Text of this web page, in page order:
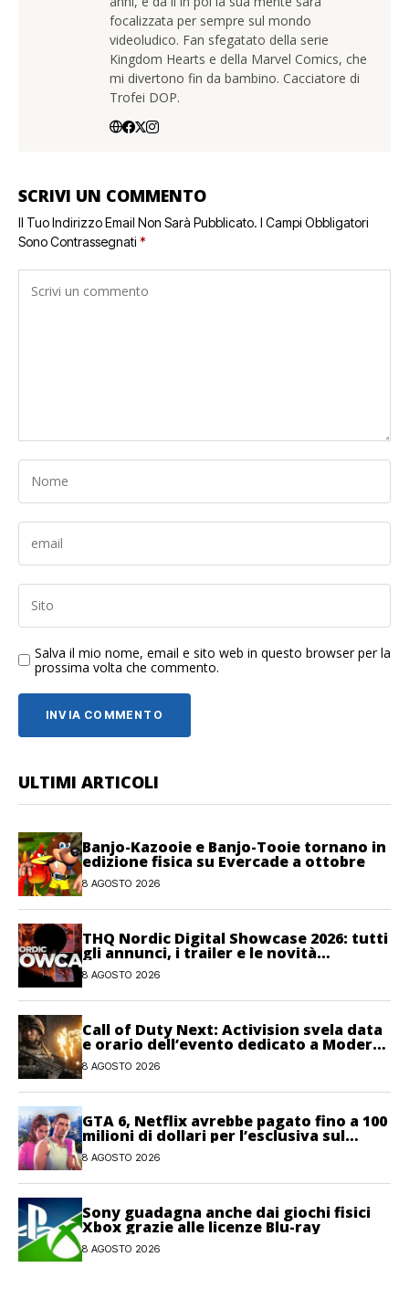
focalizzata per sempre sul mondo
videoludico. Fan sfegatato della serie
Kingdom Hearts e della Marvel Comics, che
mi divertono fin da bambino. Cacciatore di
Trofei DOP.
SCRIVI UN COMMENTO
Il Tuo Indirizzo Email Non Sarà Pubblicato. I Campi Obbligatori
Sono Contrassegnati *
Salva il mio nome, email e sito web in questo browser per la
prossima volta che commento.
ULTIMI ARTICOLI
Banjo-Kazooie e Banjo-Tooie tornano in
edizione fisica su Evercade a ottobre
8 AGOSTO 2026
THQ Nordic Digital Showcase 2026: tutti
gli annunci, i trailer e le novità
dell’evento
8 AGOSTO 2026
Call of Duty Next: Activision svela data
e orario dell’evento dedicato a Modern
Warfare 4
8 AGOSTO 2026
GTA 6, Netflix avrebbe pagato fino a 100
milioni di dollari per l’esclusiva sul
gioco
8 AGOSTO 2026
Sony guadagna anche dai giochi fisici
Xbox grazie alle licenze Blu-ray
8 AGOSTO 2026